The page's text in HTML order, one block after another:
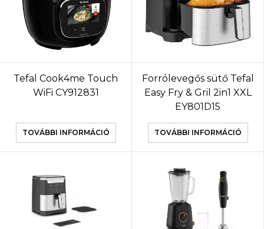
Tefal Cook4me Touch
WiFi CY912831
TOVÁBBI INFORMÁCIÓ
Forrólevegős sütő Tefal
Easy Fry & Gril 2in1 XXL
EY801D15
TOVÁBBI INFORMÁCIÓ